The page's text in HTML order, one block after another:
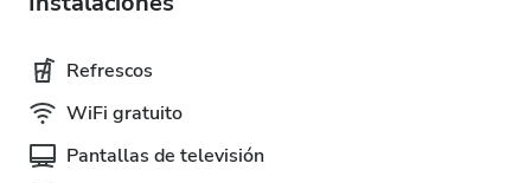
Refrescos
WiFi gratuito
Pantallas de televisión